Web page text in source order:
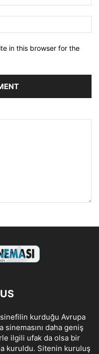
in this browser for the
kurduğu Avrupa
daha geniş
ilgili ufak da olsa bir
kuruldu. Sitenin kuruluş